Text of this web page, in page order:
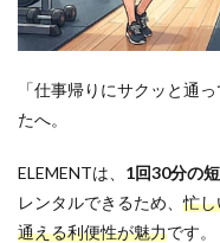
「仕事帰りにサクッと通
たへ。
ELEMENTは、 1回30分の
レンタルできるため、忙
通える利便性が魅力です。